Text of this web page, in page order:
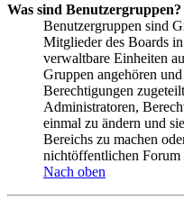
Was sind Benutzergruppen?
Benutzergruppen sind
Mitglieder des Boards
verwaltbare Einheiten
Gruppen angehören
Berechtigungen
Administratoren,
einmal zu ändern und
Bereichs zu machen
nichtöffentlichen Forum
Nach oben